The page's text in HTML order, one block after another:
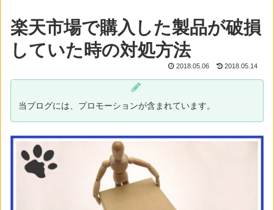
楽天市場で購入した製品が破損
していた時の対処方法
2018.05.06 2018.05.14
当ブログには、プロモーションが含まれています。